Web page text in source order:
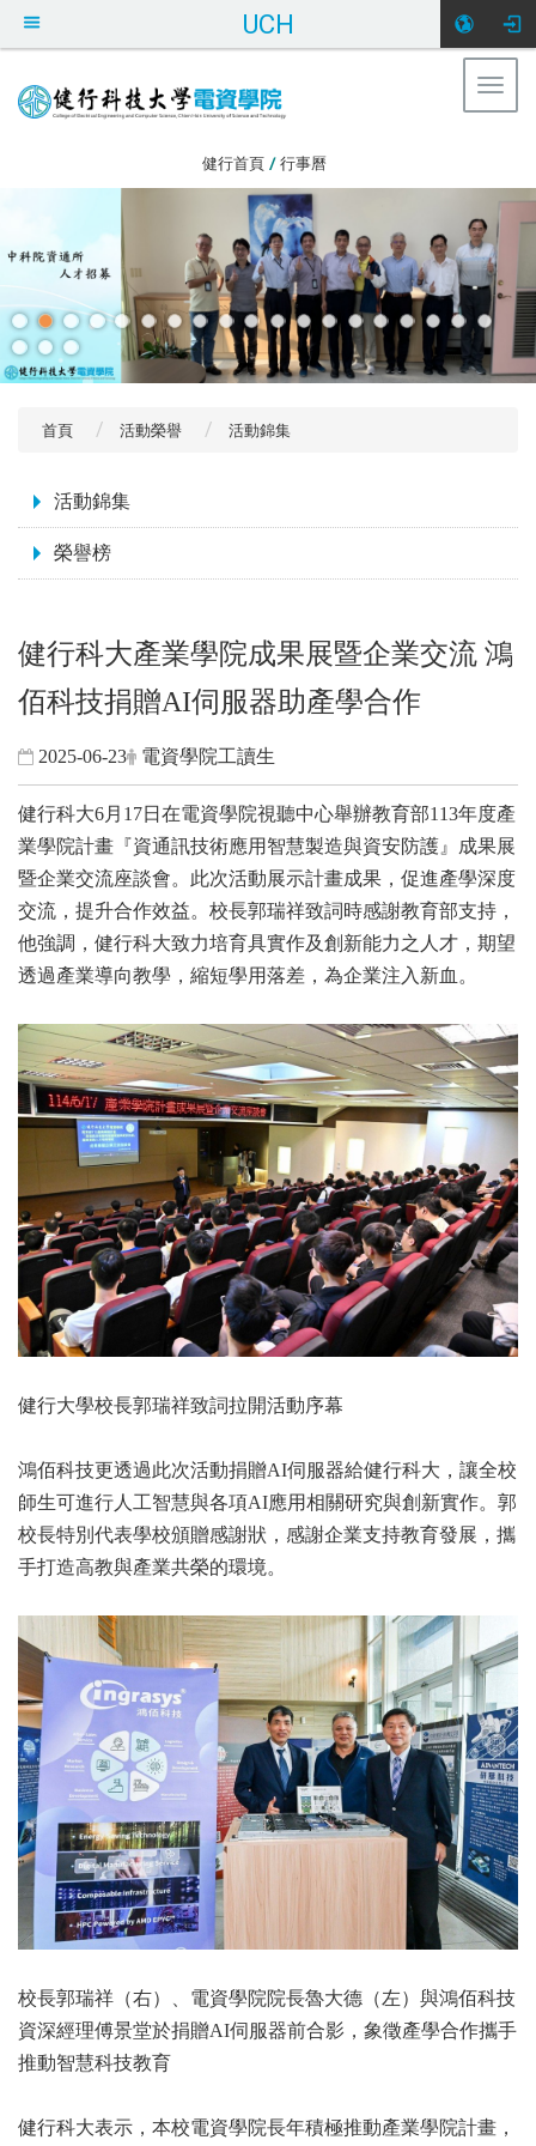
UCH
健行首頁 / 行事曆
首頁 活動榮譽 活動錦集
活動錦集
榮譽榜
健行科大產業學院成果展暨企業交流 鴻
佰科技捐贈AI伺服器助產學合作
2025-06-23 電資學院工讀生
健行科大6月17日在電資學院視聽中心舉辦教育部113年度產
業學院計畫『資通訊技術應用智慧製造與資安防護』成果展
暨企業交流座談會。此次活動展示計畫成果，促進產學深度
交流，提升合作效益。校長郭瑞祥致詞時感謝教育部支持，
他強調，健行科大致力培育具實作及創新能力之人才，期望
透過產業導向教學，縮短學用落差，為企業注入新血。
健行大學校長郭瑞祥致詞拉開活動序幕
鴻佰科技更透過此次活動捐贈AI伺服器給健行科大，讓全校
師生可進行人工智慧與各項AI應用相關研究與創新實作。郭
校長特別代表學校頒贈感謝狀，感謝企業支持教育發展，攜
手打造高教與產業共榮的環境。
校長郭瑞祥（右）、電資學院院長魯大德（左）與鴻佰科技
資深經理傅景堂於捐贈AI伺服器前合影，象徵產學合作攜手
推動智慧科技教育
健行科大表示，本校電資學院長年積極推動產業學院計畫，